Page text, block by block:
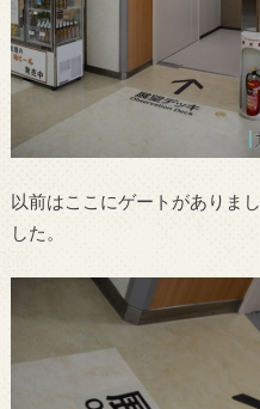
以前はここにゲートがありま
した。